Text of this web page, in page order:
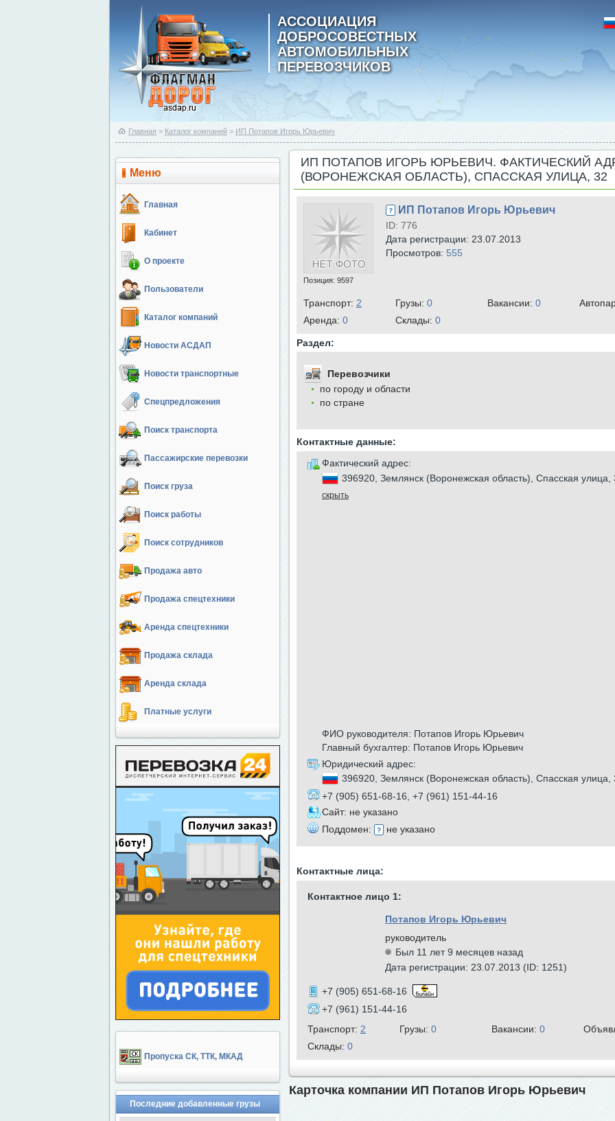
АССОЦИАЦИЯ
ДОБРОСОВЕСТНЫХ
АВТОМОБИЛЬНЫХ
ПЕРЕВОЗЧИКОВ
Главная > Каталог компаний > ИП Потапов Игорь Юрьевич
Меню
Главная
Кабинет
О проекте
Пользователи
Каталог компаний
Новости АСДАП
Новости транспортные
Спецпредложения
Поиск транспорта
Пассажирские перевозки
Поиск груза
Поиск работы
Поиск сотрудников
Продажа авто
Продажа спецтехники
Аренда спецтехники
Продажа склада
Аренда склада
Платные услуги
Пропуска СК, ТТК, МКАД
Последние добавленные грузы
ИП ПОТАПОВ ИГОРЬ ЮРЬЕВИЧ. ФАКТИЧЕСКИЙ
(ВОРОНЕЖСКАЯ ОБЛАСТЬ), СПАССКАЯ УЛИЦА, 32
Позиция: 9597
ИП Потапов Игорь Юрьевич
ID: 776
Дата регистрации: 23.07.2013
Просмотров: 555
Транспорт: 2 Грузы: 0 Вакансии: 0
Аренда: 0 Cклады: 0
Раздел:
Перевозчики
по городу и области
по стране
Контактные данные:
Фактический адрес:
396920, Землянск (Воронежская область), Спасская улица,
скрыть
ФИО руководителя: Потапов Игорь Юрьевич
Главный бухгалтер: Потапов Игорь Юрьевич
Юридический адрес:
396920, Землянск (Воронежская область), Спасская улица,
+7 (905) 651-68-16, +7 (961) 151-44-16
Сайт: не указано
Поддомен:
не указано
Контактные лица:
Контактное лицо 1:
Потапов Игорь Юрьевич
руководитель
Был 11 лет 9 месяцев назад
Дата регистрации: 23.07.2013 (ID: 1251)
+7 (905) 651-68-16
+7 (961) 151-44-16
Транспорт: 2 Грузы: 0 Вакансии: 0
Склады: 0
Карточка компании ИП Потапов Игорь Юрьевич